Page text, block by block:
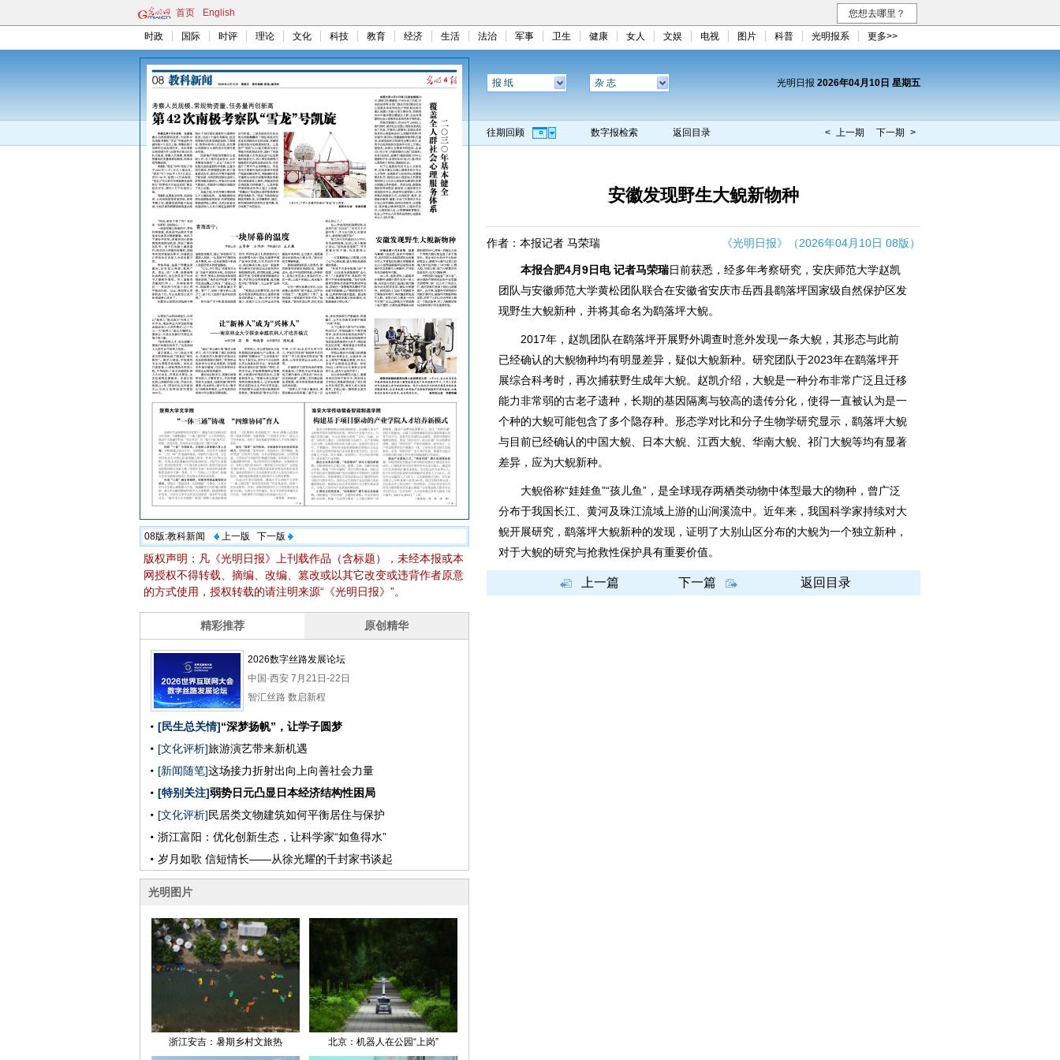
首页 English 您想去哪里？
时政 国际 时评 理论 文化 科技 教育 经济 生活 法治 军事 卫生 健康 女人 文娱 电视 图片 科普 光明报系 更多>>
08版:教科新闻 上一版 下一版
版权声明：凡《光明日报》上刊载作品（含标题），未经本报或本
网授权不得转载、摘编、改编、篡改或以其它改变或违背作者原意
的方式使用，授权转载的请注明来源“《光明日报》”。
报 纸 杂 志 光明日报 2026年04月10日 星期五
往期回顾 数字报检索 返回目录 < 上一期 下一期 >
安徽发现野生大鲵新物种
作者：本报记者 马荣瑞 《光明日报》（2026年04月10日 08版）
本报合肥4月9日电 记者马荣瑞日前获悉，经多年考察研究，安庆师范大学赵凯
团队与安徽师范大学黄松团队联合在安徽省安庆市岳西县鹞落坪国家级自然保护区发
现野生大鲵新种，并将其命名为鹞落坪大鲵。
2017年，赵凯团队在鹞落坪开展野外调查时意外发现一条大鲵，其形态与此前
已经确认的大鲵物种均有明显差异，疑似大鲵新种。研究团队于2023年在鹞落坪开
展综合科考时，再次捕获野生成年大鲵。赵凯介绍，大鲵是一种分布非常广泛且迁移
能力非常弱的古老孑遗种，长期的基因隔离与较高的遗传分化，使得一直被认为是一
个种的大鲵可能包含了多个隐存种。形态学对比和分子生物学研究显示，鹞落坪大鲵
与目前已经确认的中国大鲵、日本大鲵、江西大鲵、华南大鲵、祁门大鲵等均有显著
差异，应为大鲵新种。
大鲵俗称“娃娃鱼”“孩儿鱼”，是全球现存两栖类动物中体型最大的物种，曾广泛
分布于我国长江、黄河及珠江流域上游的山涧溪流中。近年来，我国科学家持续对大
鲵开展研究，鹞落坪大鲵新种的发现，证明了大别山区分布的大鲵为一个独立新种，
对于大鲵的研究与抢救性保护具有重要价值。
上一篇 下一篇 返回目录